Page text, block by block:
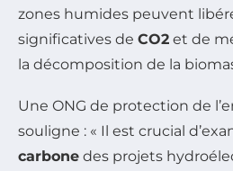
zones humides peuvent
significatives de CO2 et de
la décomposition de la
Une ONG de protection de
souligne : « Il est crucial
carbone des projets